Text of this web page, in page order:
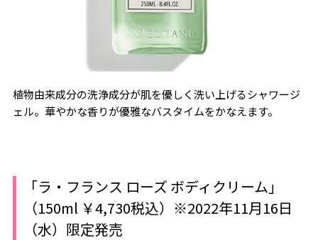
植物由来成分の洗浄成分が肌を優しく洗い上げるシャワージ
ェル。華やかな香りが優雅なバスタイムをかなえます。
「ラ・フランス ローズ ボディクリーム」
（150ml ￥4,730税込）※2022年11月16日
（水）限定発売